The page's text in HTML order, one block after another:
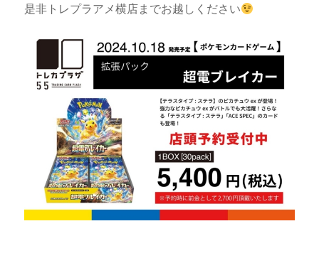
是非トレプラアメ横店までお越しください